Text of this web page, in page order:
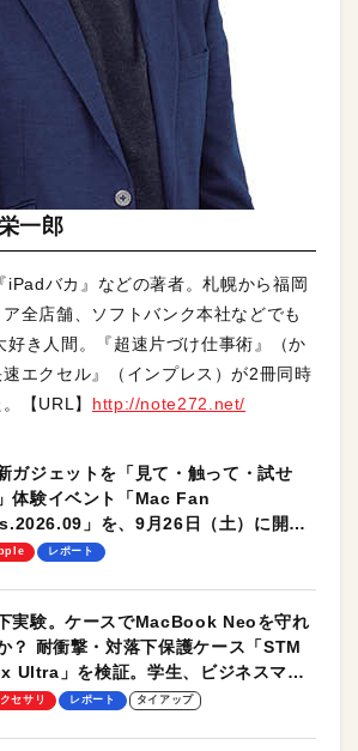
一郎
iPadバカ』などの著者。札幌から福岡
全店舗、ソフトバンク本社などでも
好き人間。『超速片づけ仕事術』（か
エクセル』（インプレス）が2冊同時
【URL】 http://note272.net/
ガジェットを「見て・触って・試せ
体験イベント「Mac Fan
」を、9月26日（土）に開催
す！レポート
実験。ケースでMacBook Neoを守れ
？ 耐衝撃・対落下保護ケース「STM
Ultra」を検証。学生、ビジネスマン
バイルユースに最適！
セサリ レポート タイアップ